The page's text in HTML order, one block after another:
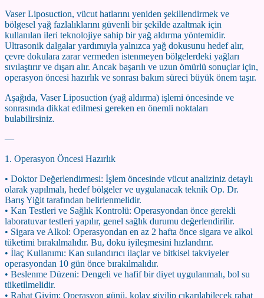
Vaser Liposuction, vücut hatlarını yeniden şekillendirmek ve
bölgesel yağ fazlalıklarını güvenli bir şekilde azaltmak için
kullanılan ileri teknolojiye sahip bir yağ aldırma yöntemidir.
Ultrasonik dalgalar yardımıyla yalnızca yağ dokusunu hedef alır,
çevre dokulara zarar vermeden istenmeyen bölgelerdeki yağları
sıvılaştırır ve dışarı alır. Ancak başarılı ve uzun ömürlü sonuçlar için,
operasyon öncesi hazırlık ve sonrası bakım süreci büyük önem taşır.
Aşağıda, Vaser Liposuction (yağ aldırma) işlemi öncesinde ve
sonrasında dikkat edilmesi gereken en önemli noktaları
bulabilirsiniz.
—
1. Operasyon Öncesi Hazırlık
• Doktor Değerlendirmesi: İşlem öncesinde vücut analiziniz detaylı
olarak yapılmalı, hedef bölgeler ve uygulanacak teknik Op. Dr.
Barış Yiğit tarafından belirlenmelidir.
• Kan Testleri ve Sağlık Kontrolü: Operasyondan önce gerekli
laboratuvar testleri yapılır, genel sağlık durumu değerlendirilir.
• Sigara ve Alkol: Operasyondan en az 2 hafta önce sigara ve alkol
tüketimi bırakılmalıdır. Bu, doku iyileşmesini hızlandırır.
• İlaç Kullanımı: Kan sulandırıcı ilaçlar ve bitkisel takviyeler
operasyondan 10 gün önce bırakılmalıdır.
• Beslenme Düzeni: Dengeli ve hafif bir diyet uygulanmalı, bol su
tüketilmelidir.
• Rahat Giyim: Operasyon günü, kolay giyilip çıkarılabilecek rahat